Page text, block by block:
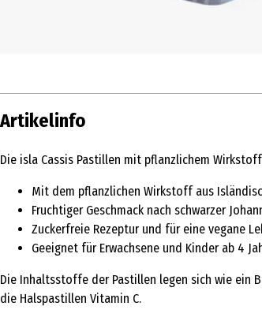
Artikelinfo
Die isla Cassis Pastillen mit pflanzlichem
Mit dem pflanzlichen Wirkstoff aus
Fruchtiger Geschmack nach schwarzer
Zuckerfreie Rezeptur und für eine vegane
Geeignet für Erwachsene und Kinder ab 4
Die Inhaltsstoffe der Pastillen legen sich wie ein
die Halspastillen Vitamin C.